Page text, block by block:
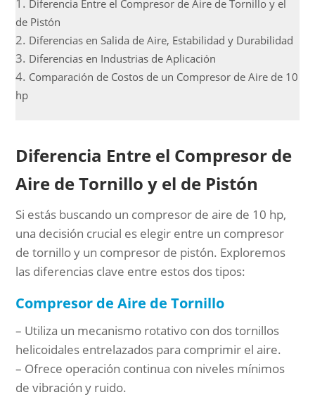
Diferencia Entre el Compresor de Aire de Tornillo y el
de Pistón
Diferencias en Salida de Aire, Estabilidad y Durabilidad
Diferencias en Industrias de Aplicación
Comparación de Costos de un Compresor de Aire de 10
hp
Diferencia Entre el Compresor de
Aire de Tornillo y el de Pistón
Si estás buscando un compresor de aire de 10 hp,
una decisión crucial es elegir entre un compresor
de tornillo y un compresor de pistón. Exploremos
las diferencias clave entre estos dos tipos:
Compresor de Aire de Tornillo
– Utiliza un mecanismo rotativo con dos tornillos
helicoidales entrelazados para comprimir el aire.
– Ofrece operación continua con niveles mínimos
de vibración y ruido.